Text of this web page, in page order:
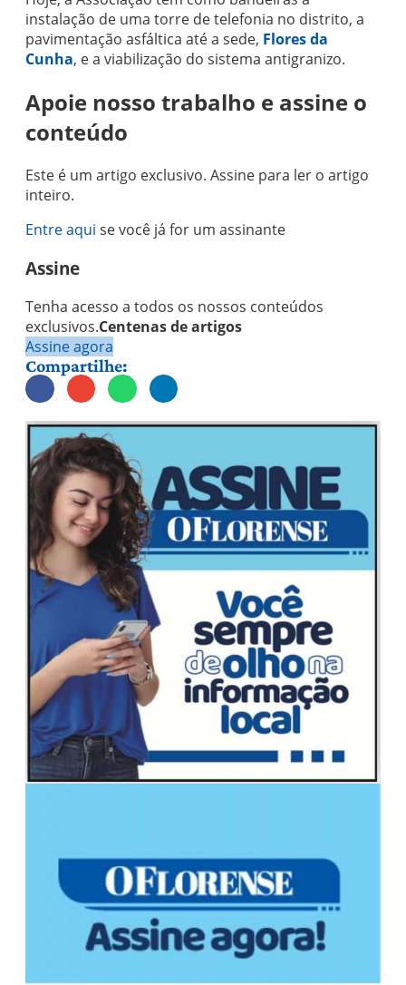
instalação de uma torre de telefonia no distrito, a
pavimentação asfáltica até a sede, Flores da
Cunha, e a viabilização do sistema antigranizo.
Apoie nosso trabalho e assine o
conteúdo
Este é um artigo exclusivo. Assine para ler o artigo
inteiro.
Entre aqui se você já for um assinante
Assine
Tenha acesso a todos os nossos conteúdos
exclusivos.Centenas de artigos
Assine agora
Compartilhe: